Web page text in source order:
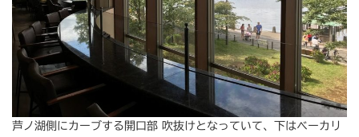
芦ノ湖側にカーブする開口部 吹抜けとなっていて、下はベーカリ